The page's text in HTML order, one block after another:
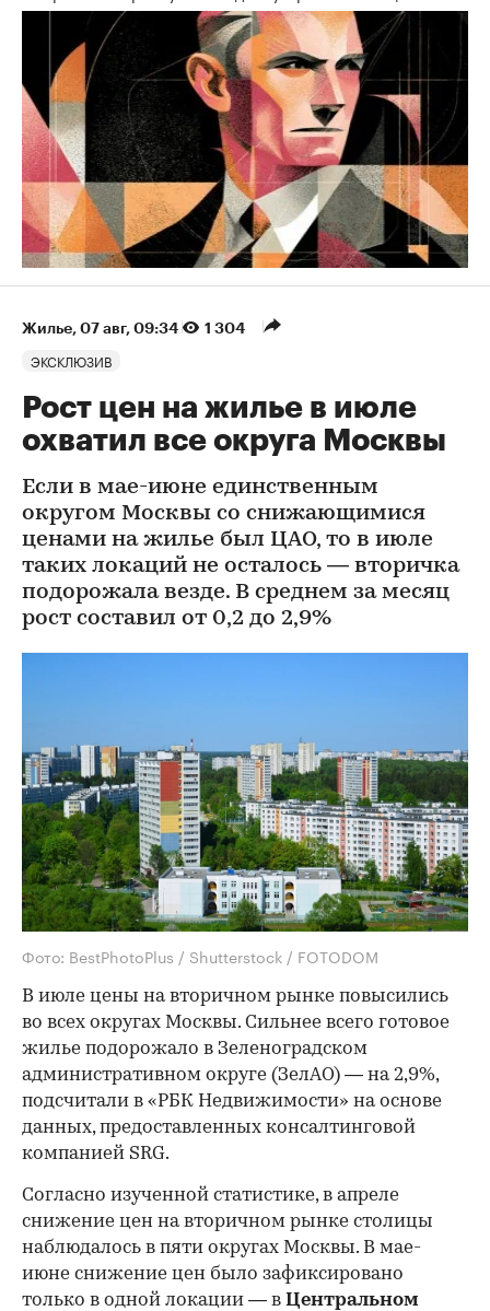
Жилье⁠, 07 авг, 09:34 1 304
ЭКСКЛЮЗИВ
Рост цен на жилье в июле
охватил все округа Москвы
Если в мае-июне единственным
округом Москвы со снижающимися
ценами на жилье был ЦАО, то в июле
таких локаций не осталось — вторичка
подорожала везде. В среднем за месяц
рост составил от 0,2 до 2,9%
Фото: BestPhotoPlus / Shutterstock / FOTODOM
В июле цены на вторичном рынке повысились
во всех округах Москвы. Сильнее всего готовое
жилье подорожало в Зеленоградском
административном округе (ЗелАО) — на 2,9%,
подсчитали в «РБК Недвижимости» на основе
данных, предоставленных консалтинговой
компанией SRG.
Согласно изученной статистике, в апреле
снижение цен на вторичном рынке столицы
наблюдалось в пяти округах Москвы. В мае-
июне снижение цен было зафиксировано
только в одной локации — в Центральном